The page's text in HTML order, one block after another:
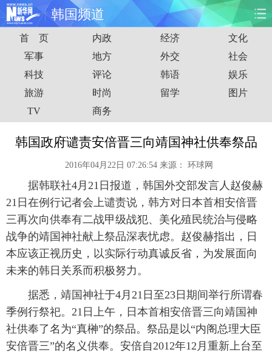
韩国频道
首页 时政 国际 财经
娱乐 体育 人事 教育
时尚 思客
港澳 台湾 华人 汽车
能源 房产
图片 视频 彩票 食品
旅游 健康 信息化 数据
金融 公益 军事 无人机
富媒体 摄影 新华广播
新华电视中文 新华电视英文 返回PC
首 页 内政 经济
文化
军事
地方 外交
社会
科技
评论 韩语
娱乐
旅游
时尚 留学
图片
TV
商务
韩国政府谴责安倍晋三向靖国神社供奉祭品
2016年04月22日 07:26:54 来源： 环球网
据韩联社4月21日报道，韩国外交部发言人赵俊赫
21日在例行记者会上谴责说，韩方对日本首相安倍晋
三再次向供奉有二战甲级战犯、美化殖民统治与侵略
战争的靖国神社献上祭品深表忧虑。赵俊赫指出，日
本应该正视历史，以实际行动真诚反省，为发展面向
未来的韩日关系而积极努力。
据悉，靖国神社于4月21日至23日期间举行所谓春
季例行祭祀。21日上午，日本首相安倍晋三向靖国神
社供奉了名为“真榊”的祭品。祭品是以“内阁总理大臣
安倍晋三”的名义供奉。安倍自2012年12月重新上台至